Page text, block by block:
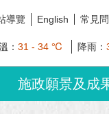
導覽 English 常見
： 31 - 34 ℃ 降雨：
施政願景及成